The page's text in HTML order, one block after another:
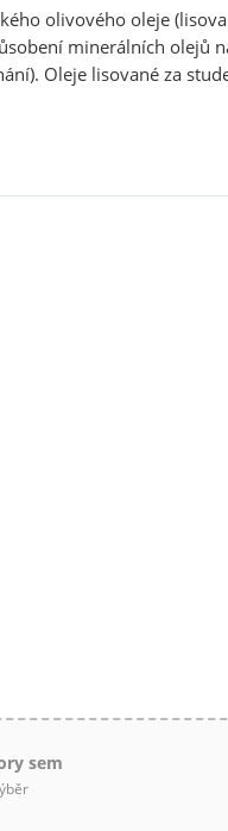
olivového oleje
minerálních olejů
Oleje lisované za
sem